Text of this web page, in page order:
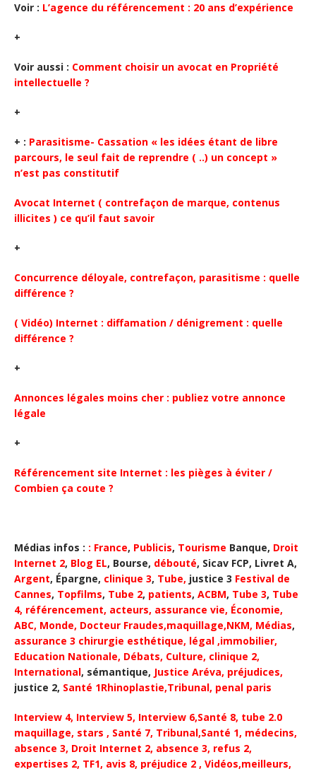
Voir : L’agence du référencement : 20 ans d’expérience
+
Voir aussi : Comment choisir un avocat en Propriété
intellectuelle ?
+
+ : Parasitisme- Cassation « les idées étant de libre
parcours, le seul fait de reprendre ( ..) un concept »
n’est pas constitutif
Avocat Internet ( contrefaçon de marque, contenus
illicites ) ce qu’il faut savoir
+
Concurrence déloyale, contrefaçon, parasitisme : quelle
différence ?
( Vidéo) Internet : diffamation / dénigrement : quelle
différence ?
+
Annonces légales moins cher : publiez votre annonce
légale
+
Référencement site Internet : les pièges à éviter /
Combien ça coute ?
Médias infos : : France, Publicis, Tourisme Banque, Droit
Internet 2, Blog EL, Bourse, débouté, Sicav FCP, Livret A,
Argent, Épargne, clinique 3, Tube, justice 3 Festival de
Cannes, Topfilms, Tube 2, patients, ACBM, Tube 3, Tube
4, référencement, acteurs, assurance vie, Économie,
ABC, Monde, Docteur Fraudes,maquillage,NKM, Médias,
assurance 3 chirurgie esthétique, légal ,immobilier,
Education Nationale, Débats, Culture, clinique 2,
International, sémantique, Justice Aréva, préjudices,
justice 2, Santé 1Rhinoplastie,Tribunal, penal paris
Interview 4, Interview 5, Interview 6,Santé 8, tube 2.0
maquillage, stars , Santé 7, Tribunal,Santé 1, médecins,
absence 3, Droit Internet 2, absence 3, refus 2,
expertises 2, TF1, avis 8, préjudice 2 , Vidéos,meilleurs,